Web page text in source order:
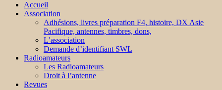
Accueil
Association
Adhésions, livres préparation F4, histoire, DX Asie
Pacifique, antennes, timbres, dons,
L’association
Demande d’identifiant SWL
Radioamateurs
Les Radioamateurs
Droit à l’antenne
Revues